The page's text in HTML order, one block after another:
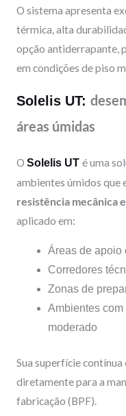
O sistema apresenta
térmica, alta
opção antiderrapante,
em condições de piso
Solelis UT:
áreas úmidas
O Solelis UT é uma
ambientes úmidos que
resistência mecânica
aplicado em:
Áreas de apoio
Corredores
Zonas de
Ambientes
moderado
Sua superfície
diretamente para a
fabricação (BPF).